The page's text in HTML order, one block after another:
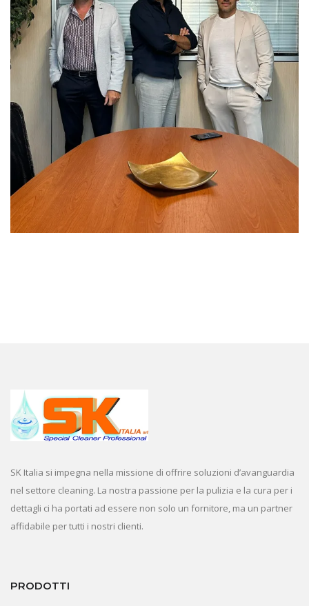
SK Italia si impegna nella missione di offrire soluzioni d’avanguardia
nel settore cleaning. La nostra passione per la pulizia e la cura per i
dettagli ci ha portati ad essere non solo un fornitore, ma un partner
affidabile per tutti i nostri clienti.
PRODOTTI